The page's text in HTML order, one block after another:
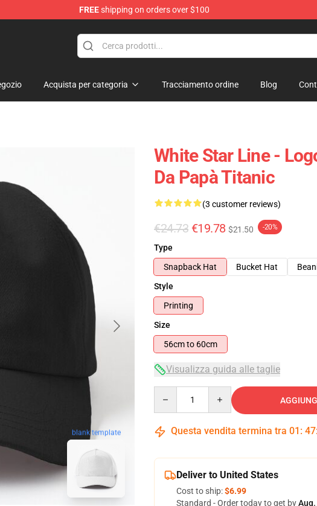
FREEshipping on orders over $100
Acquista per categoria Tracciamento ordine Blog
blank template
White Star Line -
Da Papà Titanic
(3 customer reviews)
€24.73 €19.78 $21.50 -20%
Type
Snapback Hat
Bucket Hat
Style
Printing
Size
56cm to 60cm
Visualizza guida alle taglie
Questa vendita termina tra 01 : 47:
Deliver to United States
Cost to ship:$6.99
Standard - Order today to get by